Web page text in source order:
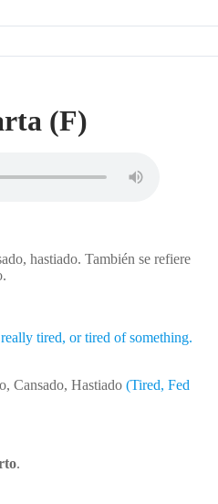
(F)
hastiado. También se refiere
tired, or tired of something.
Cansado, Hastiado (Tired, Fed
.